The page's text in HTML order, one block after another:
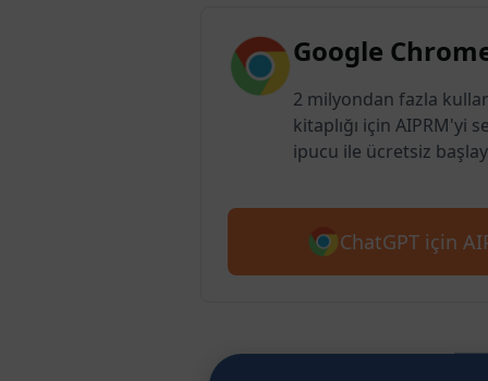
Google
2 milyondan fazla
kitaplığı için AIPRM'yi
ipucu ile ücretsiz
ChatGPT için